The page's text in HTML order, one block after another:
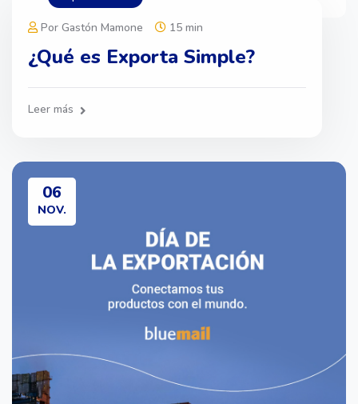
Por Gastón Mamone 15 min
¿Qué es Exporta Simple?
Leer más
06
NOV.